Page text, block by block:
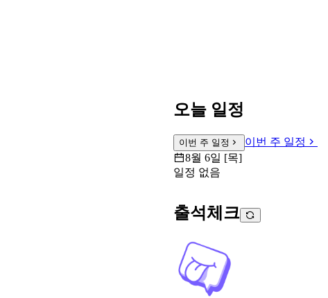
오늘 일정
이번 주 일정
이번 주 일정
8월 6일 [목]
일정 없음
출석체크